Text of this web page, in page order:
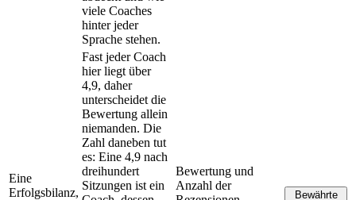
viele Coaches
hinter jeder
Sprache stehen.
Eine
Erfolgsbilanz,
Fast jeder Coach
hier liegt über
4,9, daher
unterscheidet die
Bewertung allein
niemanden. Die
Zahl daneben tut
es: Eine 4,9 nach
dreihundert
Sitzungen ist ein
Bewertung und
Anzahl der
Bewährte